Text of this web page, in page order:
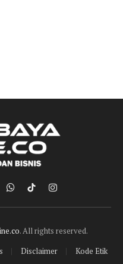
WhatsApp
TikTokInstagram
. All rights reserved.
Disclaimer Kode Etik